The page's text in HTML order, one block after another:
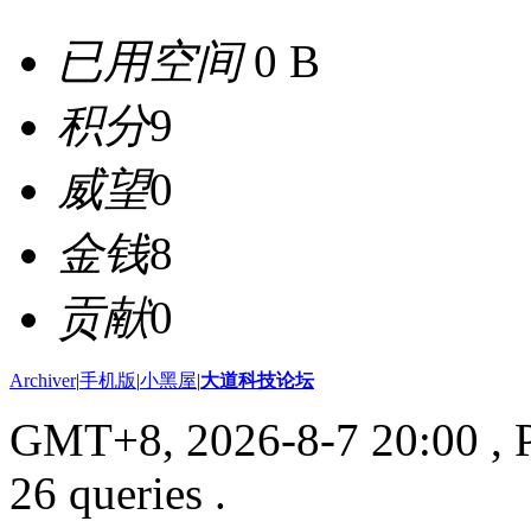
已用空间0 B
积分9
威望0
金钱8
贡献0
Archiver|手机版|小黑屋|大道科技论坛
GMT+8, 2026-8-7 20:00 ,
26 queries .